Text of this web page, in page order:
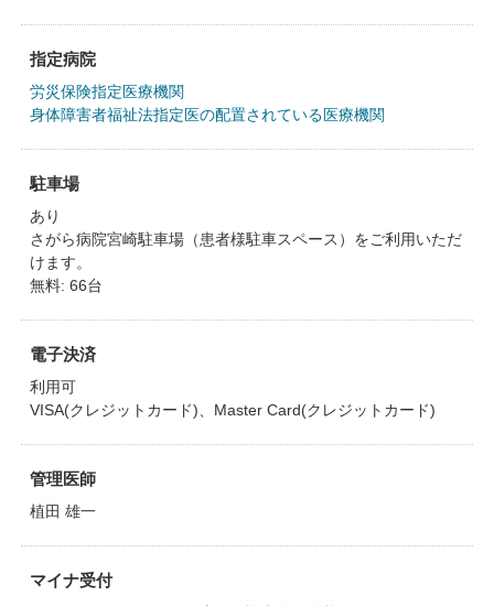
指定病院
労災保険指定医療機関
身体障害者福祉法指定医の配置されている医療機関
駐車場
あり
さがら病院宮崎駐車場（患者様駐車スペース）をご利用いただ
けます。
無料: 66台
電子決済
利用可
VISA(クレジットカード)、Master Card(クレジットカード)
管理医師
植田 雄一
マイナ受付